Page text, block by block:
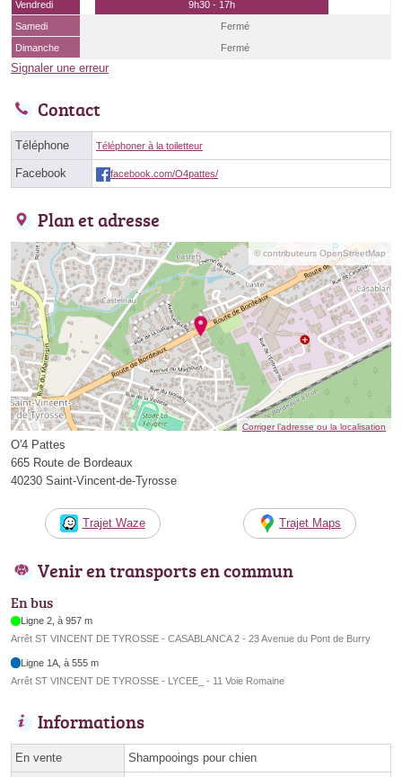
Vendredi
9h30 - 17h
Samedi
Fermé
Dimanche
Fermé
Signaler une erreur
Contact
Téléphone Téléphoner à la toiletteur
Facebook facebook.com/O4pattes/
Plan et adresse
© contributeurs OpenStreetMap
Corriger l’adresse ou la localisation
O'4 Pattes
665 Route de Bordeaux
40230 Saint-Vincent-de-Tyrosse
Trajet Waze Trajet Maps
Venir en transports en commun
En bus
Ligne 2, à 957 m
Arrêt ST VINCENT DE TYROSSE - CASABLANCA 2 - 23 Avenue du Pont de Burry
Ligne 1A, à 555 m
Arrêt ST VINCENT DE TYROSSE - LYCEE_ - 11 Voie Romaine
Informations
En vente Shampooings pour chien